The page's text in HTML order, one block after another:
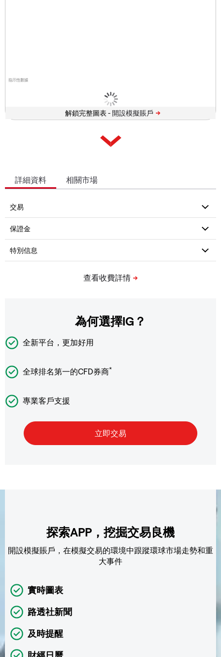
指示性數據
解鎖完整圖表 -
詳細資料 相關市場
為何選擇IG？
全新平台，更加好用
全球排名第一的CFD券商*
專業客戶支援
探索APP，挖掘交易良機
開設模擬賬戶，在模擬交易的環境中跟蹤環球市場走勢和重
大事件
實時圖表
路透社新聞
及時提醒
財經日曆